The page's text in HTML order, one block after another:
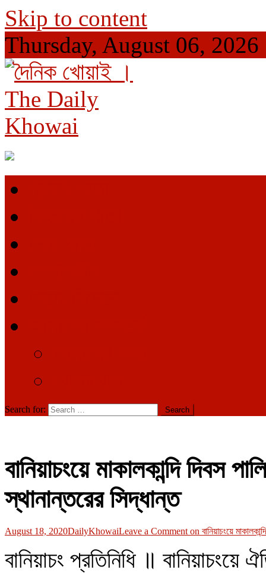
Skip to content
Thursday, August 06, 2026
দৈনিক খোয়াই । The Daily Khowai
Official Newspaper
Search for:
বানিয়াচংয়ে মাকালকান্দি দিবস
স্থানান্তরের সিদ্ধান্ত
August 18, 2020DailyKhowaiLeave a Comment on বানিয়াচংয়ে
বানিয়াচং প্রতিনিধি ॥ বানিয়াচংয়ে